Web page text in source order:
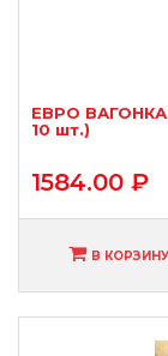
ЕВРО ВАГОНКА
10 шт.)
1584.00 ₽
В КОРЗИНУ